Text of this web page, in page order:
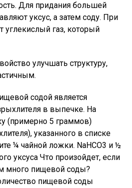
Для придания большей
уксус, а затем соду. При
углекислый газ, который
улучшать структуру,
содой является
в выпечке. На
(примерно 5 граммов)
указанного в списке
¼ чайной ложки. NaHCO3 и ½
уксуса Что произойдет, если
много пищевой соды?
пищевой соды